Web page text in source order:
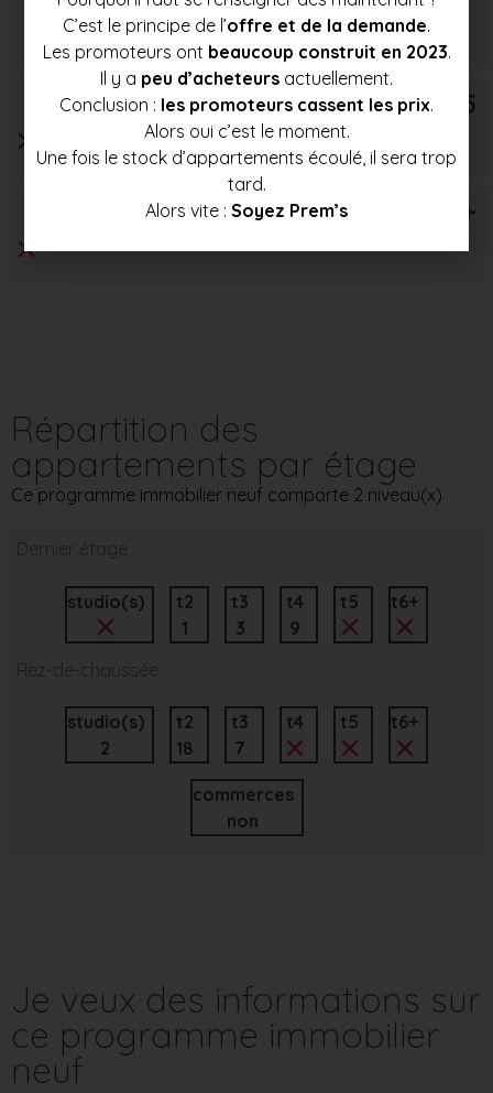
Prix mini
250 500 €
Prix moyen
265 500 €
Prix max
280 500 €
T5
T6+
Répartition des
appartements par étage
Ce programme immobilier neuf comporte 2 niveau(x)
Dernier étage
studio(s)
t2
1
t3
3
t4
9
t5 t6+
Rez-de-chaussée
studio(s)
2
t2
18
t3
7
t4 t5 t6+
commerces
non
Je veux des informations sur
ce programme immobilier
neuf
C’est le principe de l’offre et de la demande.
Les promoteurs ont beaucoup construit en 2023.
Il y a peu d’acheteurs actuellement.
Conclusion : les promoteurs cassent les prix.
Alors oui c’est le moment.
Une fois le stock d’appartements écoulé, il sera trop
tard.
Alors vite : Soyez Prem’s